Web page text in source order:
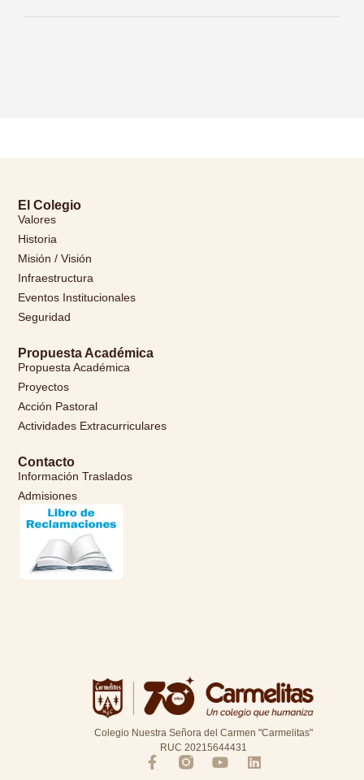
Colegio Nuestra Señora del Carmen "Carmelitas"
RUC 20215644431
El Colegio
Valores
Historia
Misión / Visión
Infraestructura
Eventos Institucionales
Seguridad
Propuesta Académica
Propuesta Académica
Proyectos
Acción Pastoral
Actividades Extracurriculares
Contacto
Información Traslados
Admisiones